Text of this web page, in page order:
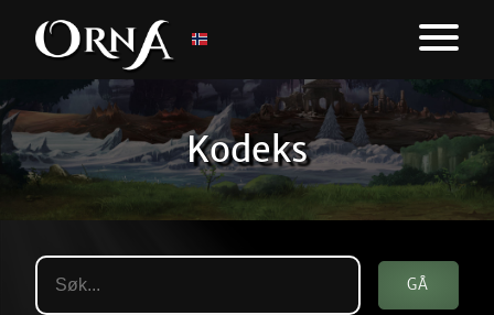
Kodeks